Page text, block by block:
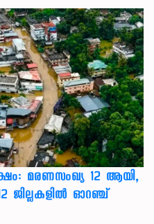
മരണസംഖ്യ 12 ആയി,
12 ജില്ലകളിൽ ഓറഞ്ച്